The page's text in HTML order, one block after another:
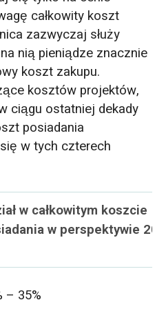
całkowity koszt
zazwyczaj służy
nią pieniądze znacznie
koszt zakupu.
kosztów projektów,
ciągu ostatniej dekady
posiadania
w tych czterech
w całkowitym koszcie
w perspektywie 20
– 35%